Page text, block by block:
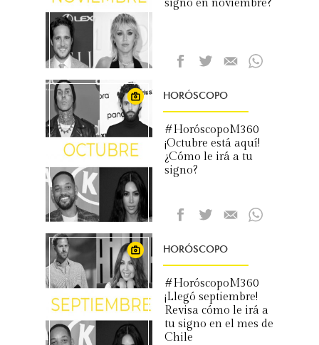
signo en noviembre?
HORÓSCOPO
#HoróscopoM360
¡Octubre está aquí!
¿Cómo le irá a tu
signo?
HORÓSCOPO
#HoróscopoM360
¡Llegó septiembre!
Revisa cómo le irá a
tu signo en el mes de
Chile